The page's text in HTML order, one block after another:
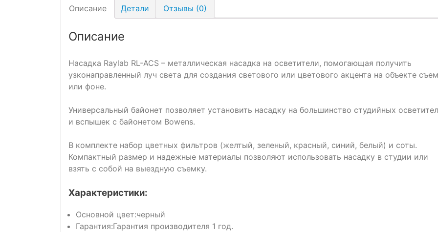
Описание Детали Отзывы (0)
Описание
Насадка Raylab RL-ACS – металлическая насадка на осветители, помогающая получить
узконаправленный луч света для создания светового или цветового акцента на объекте
или фоне.
Универсальный байонет позволяет установить насадку на большинство студийных
и вспышек с байонетом Bowens.
В комплекте набор цветных фильтров (желтый, зеленый, красный, синий, белый) и соты.
Компактный размер и надежные материалы позволяют использовать насадку в студии или
взять с собой на выездную съемку.
Характеристики:
Основной цвет:черный
Гарантия:Гарантия производителя 1 год.